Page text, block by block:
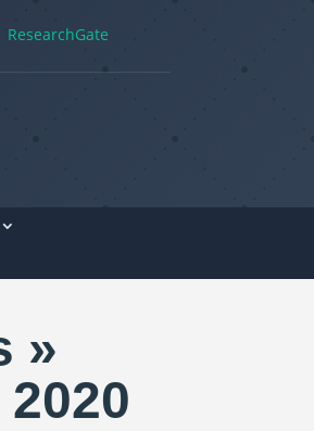
ResearchGate
»